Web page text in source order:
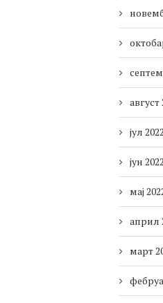
август
јул 2022
јун 2022
мај
април
март